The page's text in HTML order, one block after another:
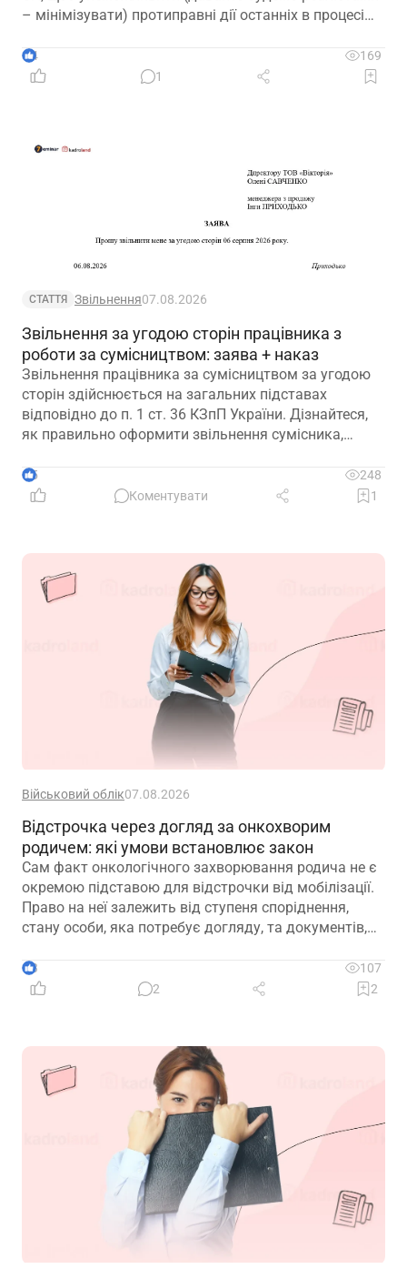
– мінімізувати) протиправні дії останніх в процесі
4
169
1
СТАТТЯ Звільнення07.08.2026
Звільнення за угодою сторін працівника з
роботи за сумісництвом: заява + наказ
Звільнення працівника за сумісництвом за угодою
сторін здійснюється на загальних підставах
відповідно до п. 1 ст. 36 КЗпП України. Дізнайтеся,
як правильно оформити звільнення сумісника,
зафіксувати домовленість між працівником і
роботодавцем.
5
248
Коментувати
1
Військовий облік07.08.2026
Відстрочка через догляд за онкохворим
родичем: які умови встановлює закон
Сам факт онкологічного захворювання родича не є
окремою підставою для відстрочки від мобілізації.
Право на неї залежить від ступеня споріднення,
стану особи, яка потребує догляду, та документів,
3
107
2
2